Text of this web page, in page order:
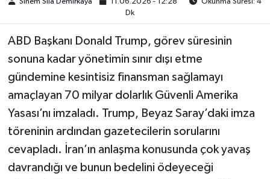
Dk
ABD Başkanı Donald Trump, görev süresinin
sonuna kadar yönetimin sınır dışı etme
gündemine kesintisiz finansman sağlamayı
amaçlayan 70 milyar dolarlık Güvenli Amerika
Yasası’nı imzaladı. Trump, Beyaz Saray’daki imza
töreninin ardından gazetecilerin sorularını
cevapladı. İran’ın anlaşma konusunda çok yavaş
davrandığı ve bunun bedelini ödeyeceği